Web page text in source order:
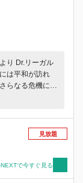
り Dr.リーガル
は平和が訪れ
らなる危機に直
た「デューオ」
地球に接近して
は宇宙を探査
ことだ。リーガ
判を下した。
ルスが実体化・
見放題
で今すぐ見る